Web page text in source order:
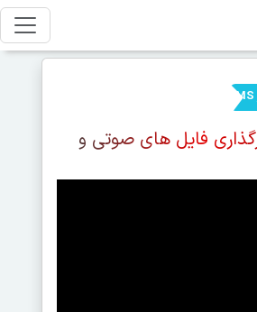
فایل های صوتی و